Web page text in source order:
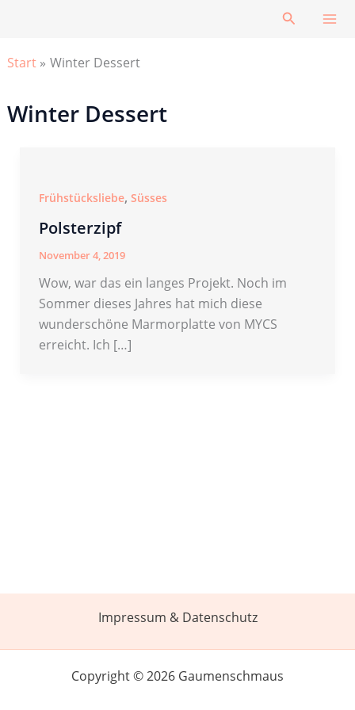
Suchen
Start Winter Dessert
Winter Dessert
Frühstücksliebe, Süsses
Polsterzipf
November 4, 2019
Wow, war das ein langes Projekt. Noch im
Sommer dieses Jahres hat mich diese
wunderschöne Marmorplatte von MYCS
erreicht. Ich […]
Impressum & Datenschutz
Copyright © 2026 Gaumenschmaus